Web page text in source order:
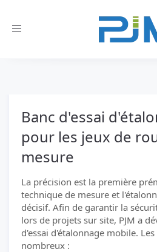
Toggle
Banc d'essai
pour les jeux de
mesure
La précision est la première
technique de mesure et
décisif. Afin de garantir la
lors de projets sur site, PJM a
d'essai d'étalonnage mobile.
nombreux :